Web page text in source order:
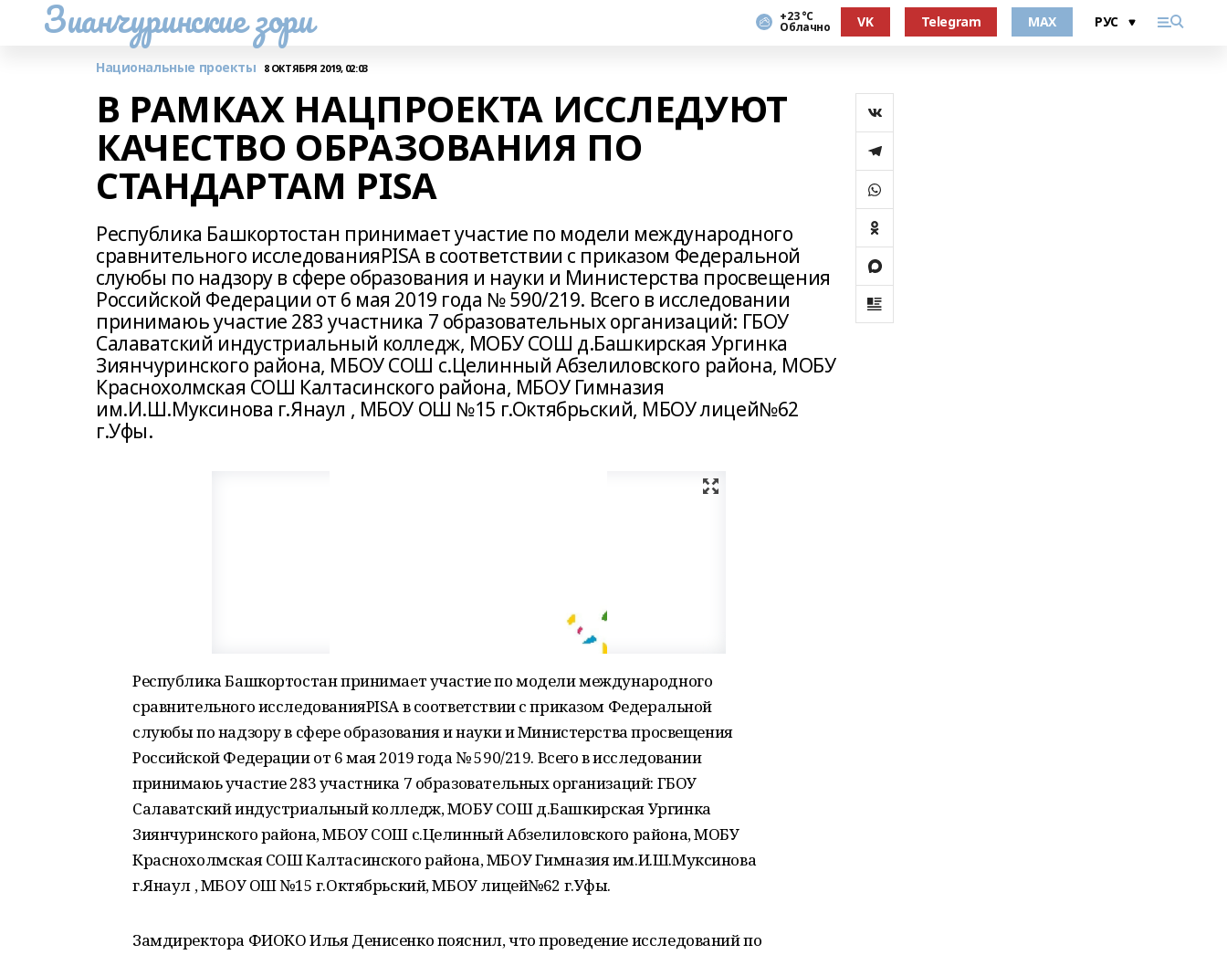
Зианчуринские зори +23 °С
Облачно VK Telegram MAX
Национальные проекты 8 ОКТЯБРЯ 2019, 02:03
В РАМКАХ НАЦПРОЕКТА ИССЛЕДУЮТ
КАЧЕСТВО ОБРАЗОВАНИЯ ПО
СТАНДАРТАМ PISA
Республика Башкортостан принимает участие по модели международного
сравнительного исследованияPISA в соответствии с приказом Федеральной
слуюбы по надзору в сфере образования и науки и Министерства просвещения
Российской Федерации от 6 мая 2019 года № 590/219. Всего в исследовании
принимаюь участие 283 участника 7 образовательных организаций: ГБОУ
Салаватский индустриальный колледж, МОБУ СОШ д.Башкирская Ургинка
Зиянчуринского района, МБОУ СОШ с.Целинный Абзелиловского района, МОБУ
Краснохолмская СОШ Калтасинского района, МБОУ Гимназия
им.И.Ш.Муксинова г.Янаул , МБОУ ОШ №15 г.Октябрьский, МБОУ лицей№62
г.Уфы.
Республика Башкортостан принимает участие по модели международного
сравнительного исследованияPISA в соответствии с приказом Федеральной
слуюбы по надзору в сфере образования и науки и Министерства просвещения
Российской Федерации от 6 мая 2019 года № 590/219. Всего в исследовании
принимаюь участие 283 участника 7 образовательных организаций: ГБОУ
Салаватский индустриальный колледж, МОБУ СОШ д.Башкирская Ургинка
Зиянчуринского района, МБОУ СОШ с.Целинный Абзелиловского района, МОБУ
Краснохолмская СОШ Калтасинского района, МБОУ Гимназия им.И.Ш.Муксинова
г.Янаул , МБОУ ОШ №15 г.Октябрьский, МБОУ лицей№62 г.Уфы.
Замдиректора ФИОКО Илья Денисенко пояснил, что проведение исследований по